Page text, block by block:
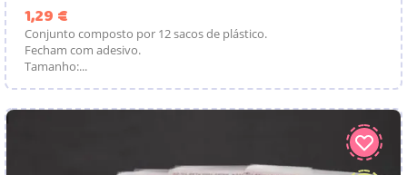
1,29 €
Conjunto composto por 12 sacos de plástico.
Fecham com adesivo.
Tamanho:...